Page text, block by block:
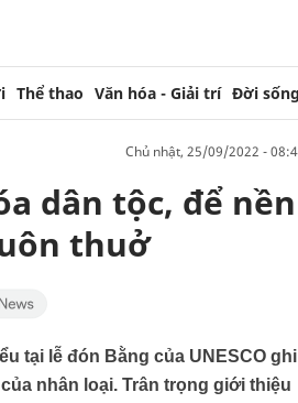
Thể thao Văn hóa - Giải trí Đời sống
chủ nhật, 25/09/2022 -
dân tộc, để nền
thuở
tại lễ đón Bằng của UNESCO ghi
nhân loại. Trân trọng giới thiệu